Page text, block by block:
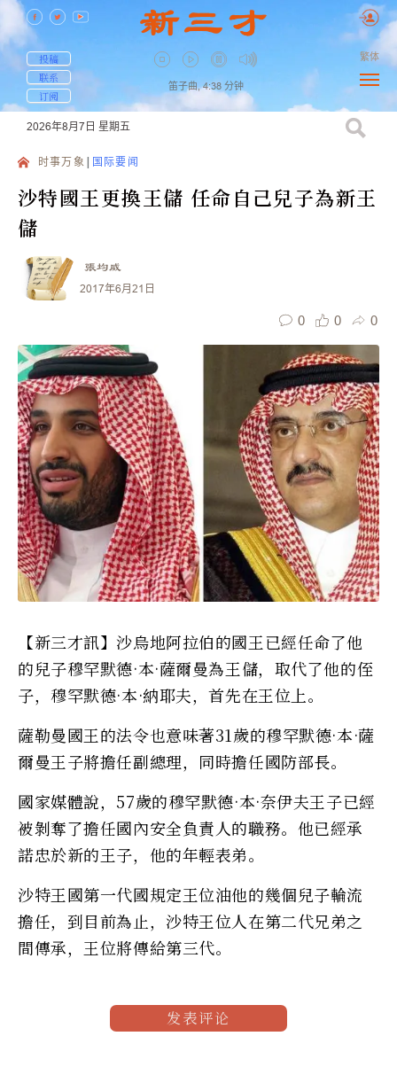
投稿
联系
订阅
笛子曲, 4:38 分钟
繁体
2026年8月7日 星期五
时事万象 国际要闻
沙特國王更換王儲 任命自己兒子為新王
儲
張均威
2017年6月21日
0 0 0
【新三才訊】沙烏地阿拉伯的國王已經任命了他
的兒子穆罕默德·本·薩爾曼為王儲，取代了他的侄
子，穆罕默德·本·納耶夫，首先在王位上。
薩勒曼國王的法令也意味著31歲的穆罕默德·本·薩
爾曼王子將擔任副總理，同時擔任國防部長。
國家媒體說，57歲的穆罕默德·本·奈伊夫王子已經
被剝奪了擔任國內安全負責人的職務。他已經承
諾忠於新的王子，他的年輕表弟。
沙特王國第一代國規定王位油他的幾個兒子輪流
擔任，到目前為止，沙特王位人在第二代兄弟之
間傳承，王位將傳給第三代。
发表评论